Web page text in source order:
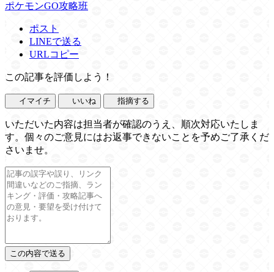
ポケモンGO攻略班
ポスト
LINEで送る
URLコピー
この記事を評価しよう！
イマイチ いいね 指摘する
いただいた内容は担当者が確認のうえ、順次対応いたしま
す。個々のご意見にはお返事できないことを予めご了承くだ
さいませ。